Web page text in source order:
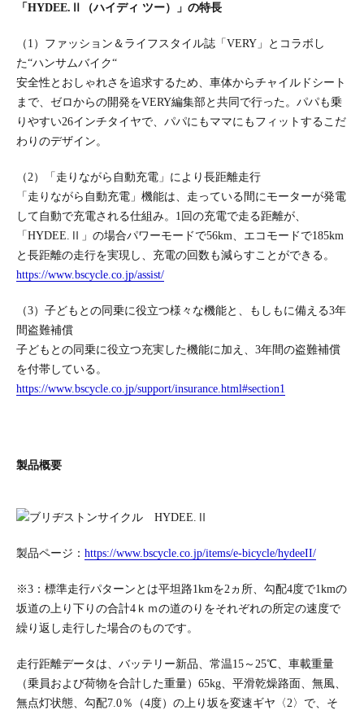
「HYDEE.Ⅱ（ハイディ ツー）」の特長
（1）ファッション＆ライフスタイル誌「VERY」とコラボし
た“ハンサムバイク“
安全性とおしゃれさを追求するため、車体からチャイルドシート
まで、ゼロからの開発をVERY編集部と共同で行った。パパも乗
りやすい26インチタイヤで、パパにもママにもフィットするこだ
わりのデザイン。
（2）「走りながら自動充電」により長距離走行
「走りながら自動充電」機能は、走っている間にモーターが発電
して自動で充電される仕組み。1回の充電で走る距離が、
「HYDEE.Ⅱ」の場合パワーモードで56km、エコモードで185km
と長距離の走行を実現し、充電の回数も減らすことができる。
https://www.bscycle.co.jp/assist/
（3）子どもとの同乗に役立つ様々な機能と、もしもに備える3年
間盗難補償
子どもとの同乗に役立つ充実した機能に加え、3年間の盗難補償
を付帯している。
https://www.bscycle.co.jp/support/insurance.html#section1
製品概要
製品ページ： https://www.bscycle.co.jp/items/e-bicycle/hydeeII/
※3：標準走行パターンとは平坦路1kmを2ヵ所、勾配4度で1kmの
坂道の上り下りの合計4ｋｍの道のりをそれぞれの所定の速度で
繰り返し走行した場合のものです。
走行距離データは、バッテリー新品、常温15～25℃、車載重量
（乗員および荷物を合計した重量）65kg、平滑乾燥路面、無風、
無点灯状態、勾配7.0％（4度）の上り坂を変速ギヤ〈2〉で、そ